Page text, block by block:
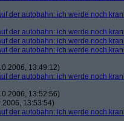
der autobahn: ich werde noch
der autobahn: ich werde noch
der autobahn: ich werde noch
der autobahn: ich werde noch
13:49:12)
der autobahn: ich werde noch
13:52:56)
13:53:54)
der autobahn: ich werde noch